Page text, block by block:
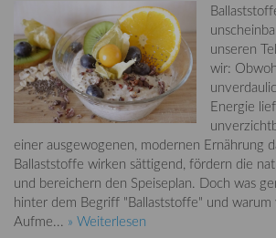
unseren
wir:
Energie
einer ausgewogenen, modernen Ernährung
Ballaststoffe wirken sättigend, fördern die
und bereichern den Speiseplan. Doch was
hinter dem Begriff "Ballaststoffe" und
Aufme... » Weiterlesen